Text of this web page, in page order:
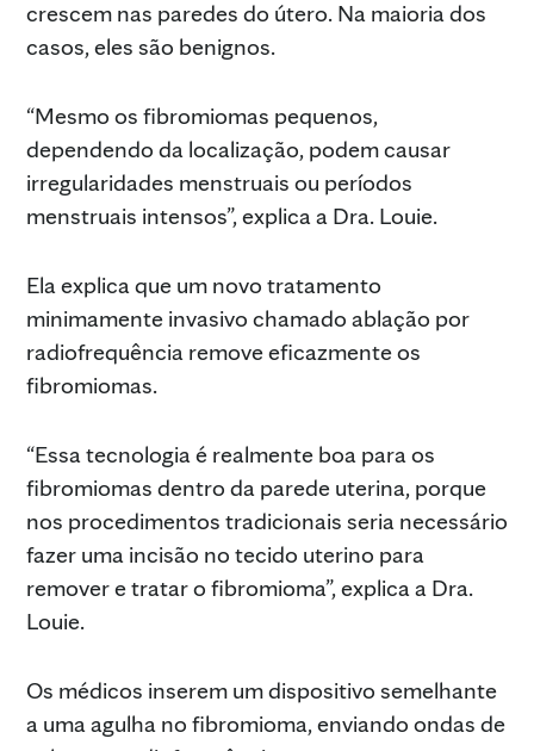
crescem nas paredes do útero. Na maioria dos
casos, eles são benignos.
“Mesmo os fibromiomas pequenos,
dependendo da localização, podem causar
irregularidades menstruais ou períodos
menstruais intensos”, explica a Dra. Louie.
Ela explica que um novo tratamento
minimamente invasivo chamado ablação por
radiofrequência remove eficazmente os
fibromiomas.
“Essa tecnologia é realmente boa para os
fibromiomas dentro da parede uterina, porque
nos procedimentos tradicionais seria necessário
fazer uma incisão no tecido uterino para
remover e tratar o fibromioma”, explica a Dra.
Louie.
Os médicos inserem um dispositivo semelhante
a uma agulha no fibromioma, enviando ondas de